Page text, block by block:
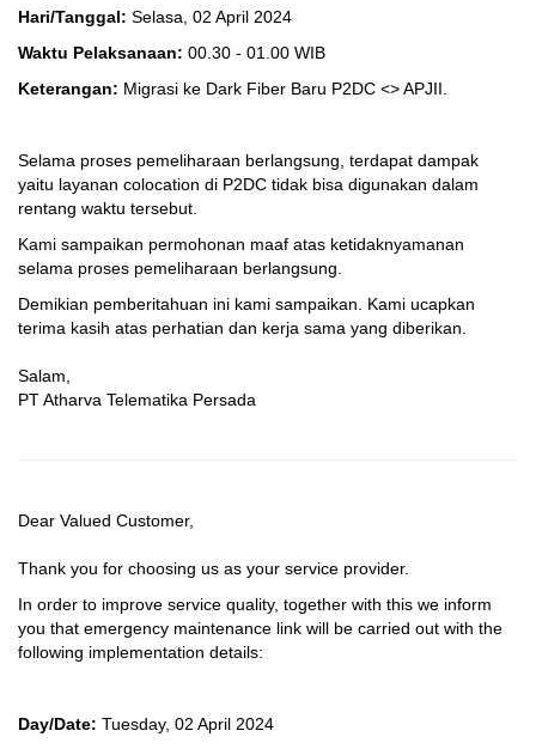
Hari/Tanggal: Selasa, 02 April 2024
Waktu Pelaksanaan: 00.30 - 01.00 WIB
Keterangan: Migrasi ke Dark Fiber Baru P2DC <> APJII.
Selama proses pemeliharaan berlangsung, terdapat dampak
yaitu layanan colocation di P2DC tidak bisa digunakan dalam
rentang waktu tersebut.
Kami sampaikan permohonan maaf atas ketidaknyamanan
selama proses pemeliharaan berlangsung.
Demikian pemberitahuan ini kami sampaikan. Kami ucapkan
terima kasih atas perhatian dan kerja sama yang diberikan.
Salam,
PT Atharva Telematika Persada
Dear Valued Customer,
Thank you for choosing us as your service provider.
In order to improve service quality, together with this we inform
you that emergency maintenance link will be carried out with the
following implementation details:
Day/Date: Tuesday, 02 April 2024